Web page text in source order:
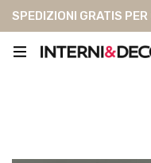
SPEDIZIONI GRATIS